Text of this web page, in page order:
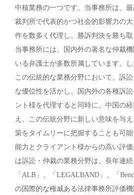
中核業務の一つです。当事務所は、
裁判所で代表的かつ社会的影響力の
件を数多く代理し、勝訴判決を勝ち取
当事務所には、国内外の著名な仲裁
いる弁護士が多数所属しています。し
この伝統的な業務分野において、訴
な優位性を活かし、国内外の各種訴
ント様を代理すると同時に、中国の
え、この伝統分野に新しい意味を与
策をタイムリーに把握することも可
能力とクライアント様からの高い評
は訴訟・仲裁の業務分野は、長年連続
「ALB」、「LEGALBAND」、「
の国際的な権威ある法律事務所評価